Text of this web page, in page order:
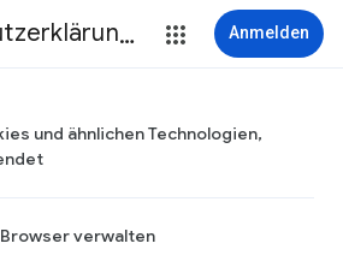
Datenschutzerklärung & Nutzungsbedingungen Anmelden
und ähnlichen Technologien,
verwalten